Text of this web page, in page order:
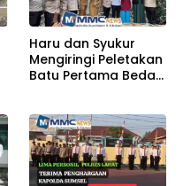
Haru dan Syukur
Mengiringi Peletakan
Batu Pertama Bedah